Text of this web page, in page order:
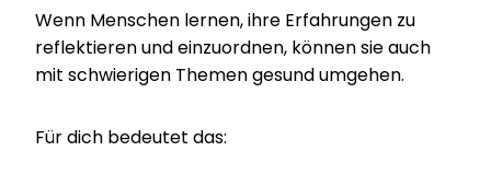
Wenn Menschen lernen, ihre Erfahrungen zu
reflektieren und einzuordnen, können sie auch
mit schwierigen Themen gesund umgehen.
Für dich bedeutet das: